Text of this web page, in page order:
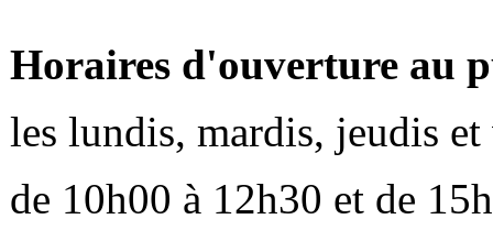
Horaires d'ouverture au
les lundis, mardis, jeudis et
de 10h00 à 12h30 et de